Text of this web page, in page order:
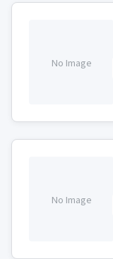
No Image
No Image